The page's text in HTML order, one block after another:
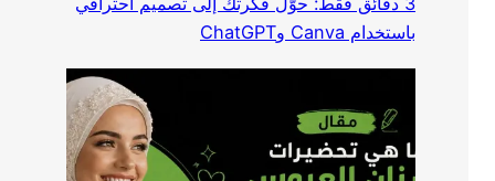
باستخدام Canva وChatGPT